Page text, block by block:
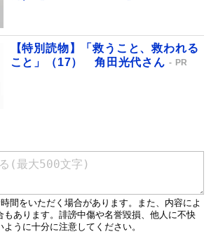
【特別読物】「救うこと、救われる
こと」（17） 角田光代さん
PR